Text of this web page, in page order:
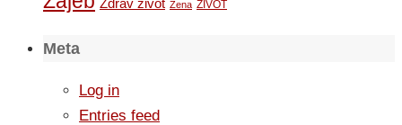
Zdrav zivot Zena ZIVOT
Meta
Log in
Entries feed